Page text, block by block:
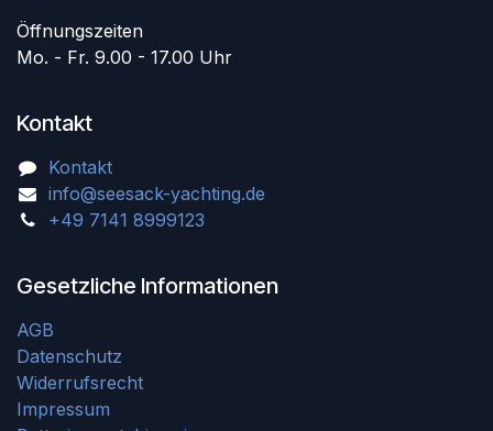
Öffnungszeiten
Mo. - Fr. 9.00 - 17.00 Uhr
Kontakt
Kontakt
info@seesack-yachting.de
+49 7141 8999123
Gesetzliche Informationen
AGB
Datenschutz
Widerrufsrecht
Impressum